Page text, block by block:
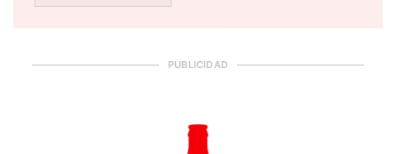
PUBLICIDAD